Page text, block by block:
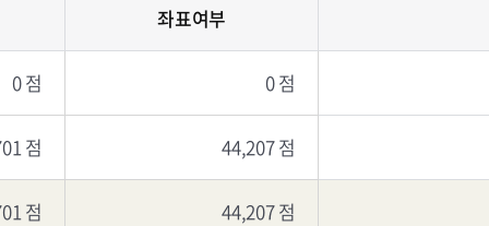
좌표여부
0 점 0 점
점 44,207 점
점 44,207 점